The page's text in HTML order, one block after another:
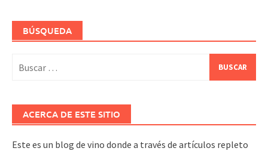
BÚSQUEDA
ACERCA DE ESTE SITIO
Este es un blog de vino donde a través de artículos repleto